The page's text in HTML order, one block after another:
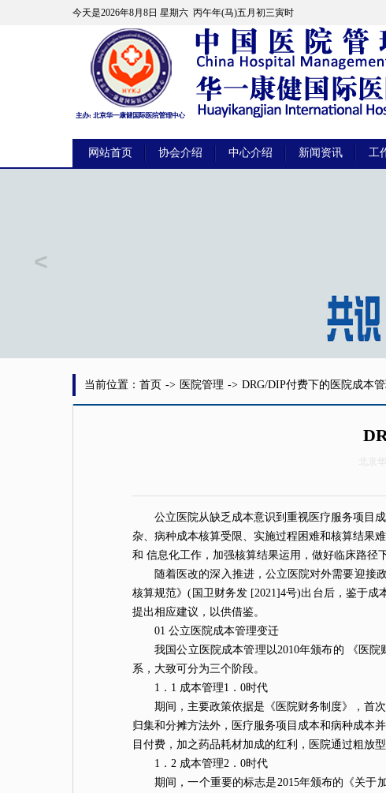
今天是2026年8月8日 星期六 丙午年(马)五月初三寅时
网站首页 协会介绍 中心介绍 新闻资讯 工
当前位置：首页 -> 医院管理 -> DRG/DIP付费下的医院成本
北京
公立 医院从缺乏成本意识到重视医疗服务项目
杂、病种成本核算受限、实施过程困难和核算结果
和 信息化工作，加强核算结果运用，做好临床路径
随着医改的深入推进，公立医院对外需要迎接
核算规范》(国卫财务发 [2021]4号)出台后，鉴于
提出相应建议，以供借鉴。
01 公立医院成本管理变迁
我国公立医院成本管理以2010年颁布的 《医
系，大致可分为三个阶段。
1．1 成本管理1．0时代
期间，主要政策依据是《医院财务制度》，首
归集和分摊方法外，医疗服务项目成本和病种成本
目付费，加之药品耗材加成的红利，医院通过粗放
1．2 成本管理2．0时代
期间，一个重要的标志是2015年颁布的《关于